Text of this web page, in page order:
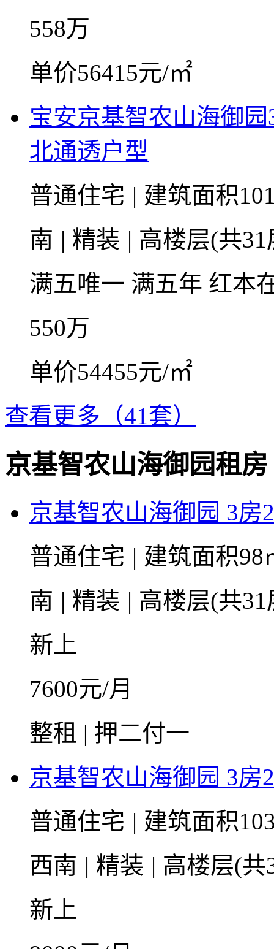
558万
单价56415元/㎡
宝安京基智农山海御
北通透户型
普通住宅 | 建筑面积
南 | 精装 | 高楼层(共
满五唯一 满五年 红本
550万
单价54455元/㎡
查看更多（41套）
京基智农山海御园租房
京基智农山海御园 3房
普通住宅 | 建筑面积
南 | 精装 | 高楼层(共
新上
7600元/月
整租 | 押二付一
京基智农山海御园 3房
普通住宅 | 建筑面积
西南 | 精装 | 高楼层(
新上